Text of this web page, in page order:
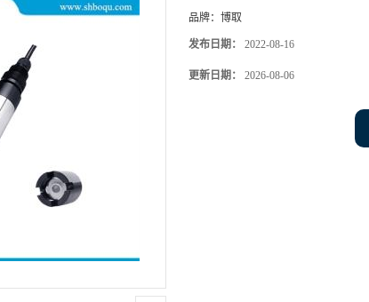
品牌： 博取
发布日期： 2022-08-16
更新日期： 2026-08-06